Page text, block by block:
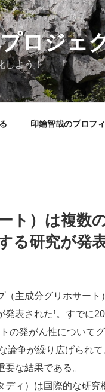
ロジェ
しよう！
印鑰智哉のプロフ
ト）は複数
る研究が発
主成分グリホサート）
表された¹。すでに
の発がん性について
論争が繰り広げられて
な結果である。
ィ）は国際的な研究